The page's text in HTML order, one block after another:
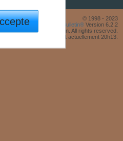
© 1998 - 2023
Powered by
vBulletin® Version 6.2.2
Sub I, LLC dba vBulletin. All rights reserved.
horaire GMT +1. Il est actuellement 20h13.